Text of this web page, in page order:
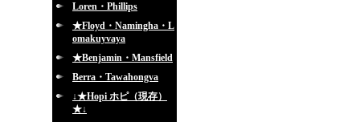
Loren・Phillips
★Floyd・Namingha・L
omakuyvaya
★Benjamin・Mansfield
Berra・Tawahongva
↓★Hopi ホピ（現存）
★↓